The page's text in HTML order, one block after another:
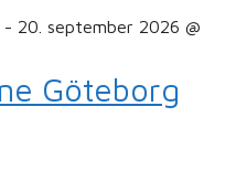
- 20. september 2026 @
Göteborg